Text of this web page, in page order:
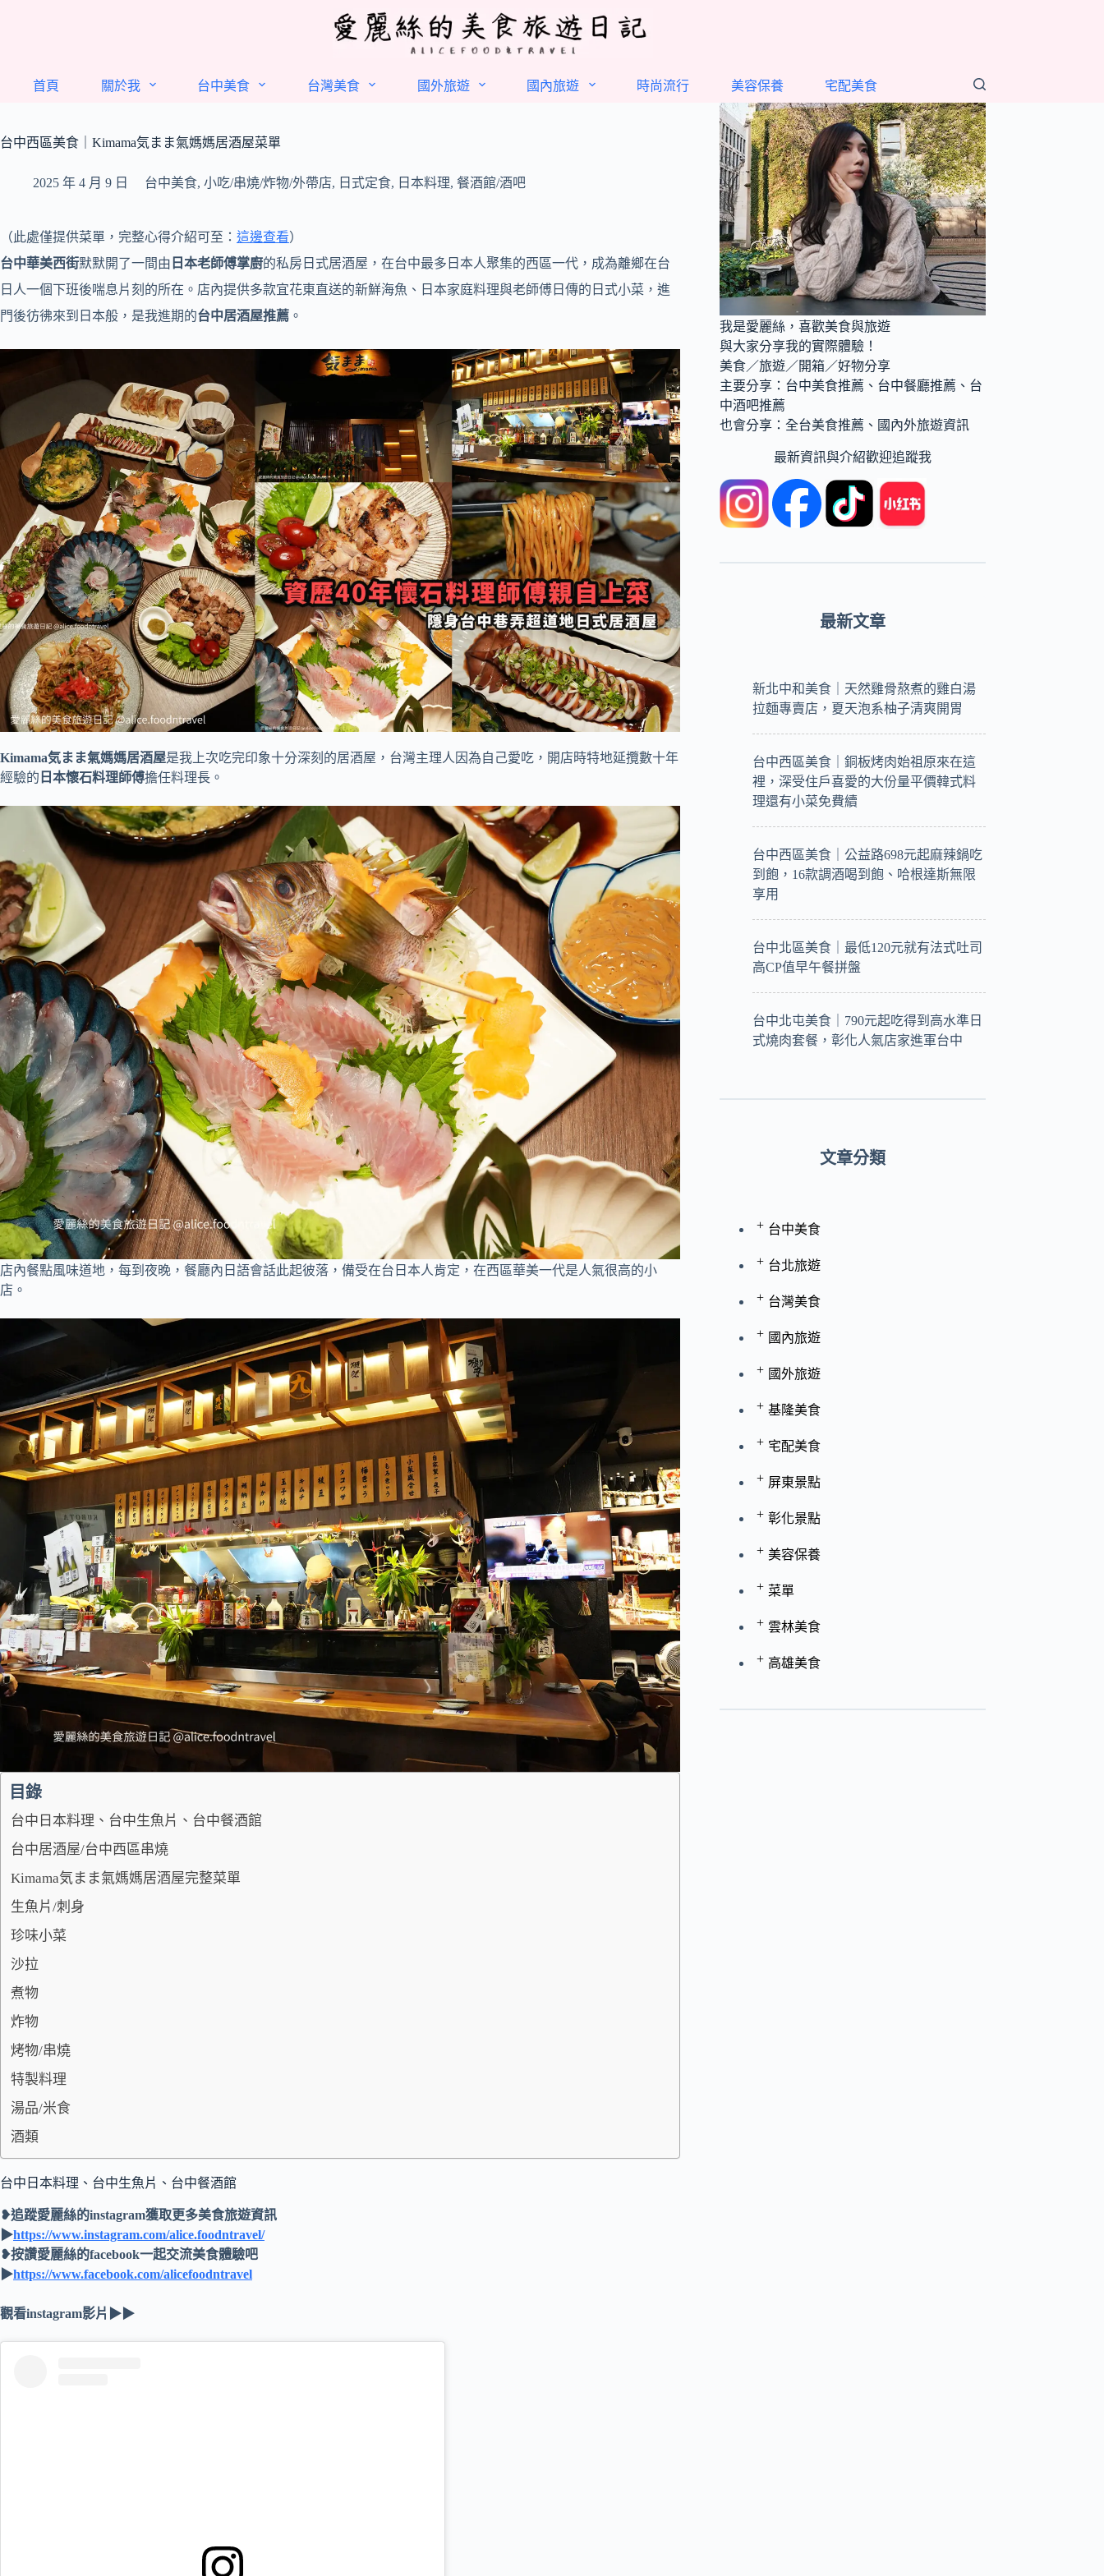
首頁 關於我 台中美食 台灣美食 國外旅遊 國內旅遊 時尚流行 美容保養 宅配美食
台中西區美食｜Kimama気まま氣媽媽居酒屋菜單
2025 年 4 月 9 日 台中美食, 小吃/串燒/炸物/外帶店, 日式定食, 日本料理, 餐酒館/酒吧
（此處僅提供菜單，完整心得介紹可至： 這邊查看）
台中華美西街默默開了一間由 日本老師傅掌廚的私房日式居酒屋，在台中最多日本人聚集的西區一代，成為離鄉在台
日人一個下班後喘息片刻的所在。店內提供多款宜花東直送的新鮮海魚、日本家庭料理與老師傅日傳的日式小菜，進
門後彷彿來到日本般，是我進期的台中居酒屋推薦 。
Kimama気まま氣媽媽居酒屋是我上次吃完印象十分深刻的居酒屋，台灣主理人因為自己愛吃，開店時特地延攬數十年
經驗的 日本懷石料理師傅擔任料理長。
店內餐點風味道地，每到夜晚，餐廳內日語會話此起彼落，備受在台日本人肯定，在西區華美一代是人氣很高的小
店。
目錄
台中日本料理、台中生魚片、台中餐酒館
台中居酒屋/台中西區串燒
Kimama気まま氣媽媽居酒屋完整菜單
生魚片/刺身
珍味小菜
沙拉
煮物
炸物
烤物/串燒
特製料理
湯品/米食
酒類
台中日本料理、台中生魚片、台中餐酒館
❥追蹤愛麗絲的instagram獲取更多美食旅遊資訊
▶https://www.instagram.com/alice.foodntravel/
❥按讚愛麗絲的facebook一起交流美食體驗吧
▶https://www.facebook.com/alicefoodntravel
觀看instagram影片▶▶
我是愛麗絲，喜歡美食與旅遊
與大家分享我的實際體驗！
美食／旅遊／開箱／好物分享
主要分享：台中美食推薦、台中餐廳推薦、台
中酒吧推薦
也會分享：全台美食推薦、國內外旅遊資訊
最新資訊與介紹歡迎追蹤我
最新文章
新北中和美食｜天然雞骨熬煮的雞白湯
拉麵專賣店，夏天泡系柚子清爽開胃
台中西區美食｜銅板烤肉始祖原來在這
裡，深受住戶喜愛的大份量平價韓式料
理還有小菜免費續
台中西區美食｜公益路698元起麻辣鍋吃
到飽，16款調酒喝到飽、哈根達斯無限
享用
台中北區美食｜最低120元就有法式吐司
高CP值早午餐拼盤
台中北屯美食｜790元起吃得到高水準日
式燒肉套餐，彰化人氣店家進軍台中
文章分類
+ 台中美食
+ 台北旅遊
+ 台灣美食
+ 國內旅遊
+ 國外旅遊
+ 基隆美食
+ 宅配美食
+ 屏東景點
+ 彰化景點
+ 美容保養
+ 菜單
+ 雲林美食
+ 高雄美食